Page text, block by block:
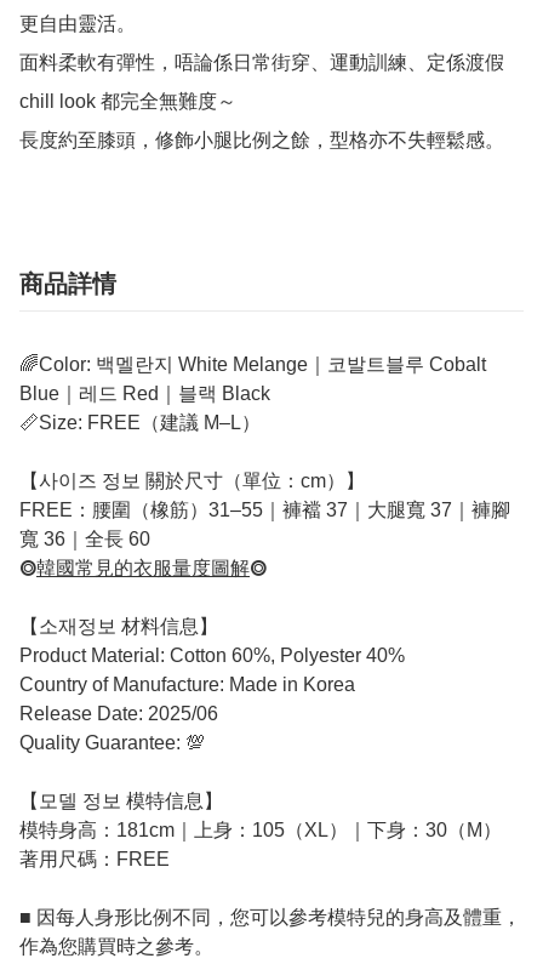
更自由靈活。
面料柔軟有彈性，唔論係日常街穿、運動訓練、定係渡假
chill look 都完全無難度～
長度約至膝頭，修飾小腿比例之餘，型格亦不失輕鬆感。
商品詳情
🌈Color: 백멜란지 White Melange｜코발트블루 Cobalt
Blue｜레드 Red｜블랙 Black
📏Size: FREE（建議 M–L）
【사이즈 정보 關於尺寸（單位：cm）】
FREE：腰圍（橡筋）31–55｜褲襠 37｜大腿寬 37｜褲腳
寬 36｜全長 60
⭗韓國常見的衣服量度圖解⭗
【소재정보 材料信息】
Product Material: Cotton 60%, Polyester 40%
Country of Manufacture: Made in Korea
Release Date: 2025/06
Quality Guarantee: 💯
【모델 정보 模特信息】
模特身高：181cm｜上身：105（XL）｜下身：30（M）
著用尺碼：FREE
■ 因每人身形比例不同，您可以參考模特兒的身高及體重，
作為您購買時之參考。